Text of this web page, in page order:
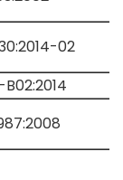
02
B02:2014